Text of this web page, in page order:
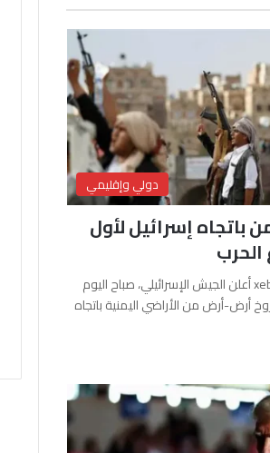
دولي وإقليمي
باتجاه إسرائيل لأول
الحرب
آفرين علو ـ xeber24.net أعلن الجيش الإسرائيلي، صباح اليوم
أرض-أرض من الأراضي اليمنية باتجاه